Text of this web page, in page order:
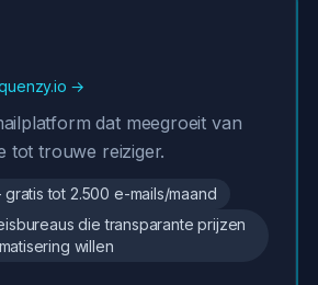
→
dat meegroeit van
tot trouwe reiziger.
tot 2.500 e-mails/maand
die transparante prijzen
willen